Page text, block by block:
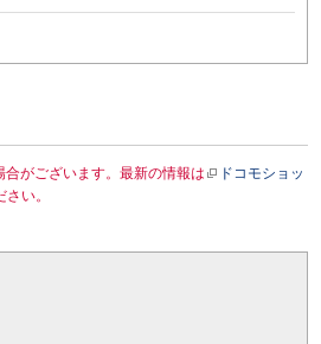
がございます。最新の情報は
ドコモショッ
い。